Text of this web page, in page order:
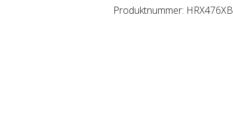
antall
Produktnummer: HRX476XB